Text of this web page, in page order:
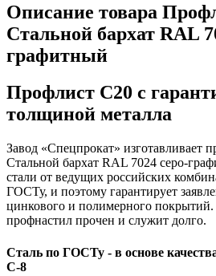
Описание товара
Стальной бархат RAL
графитный
Профлист С20 с
толщиной металла
Завод «Спецпрокат» изготавливает
Стальной бархат RAL 7024 серо-
стали от ведущих российских
ГОСТу, и поэтому гарантирует
цинкового и полимерного
профнастил прочен и служит долго.
Сталь по ГОСТу - в основе
C-8